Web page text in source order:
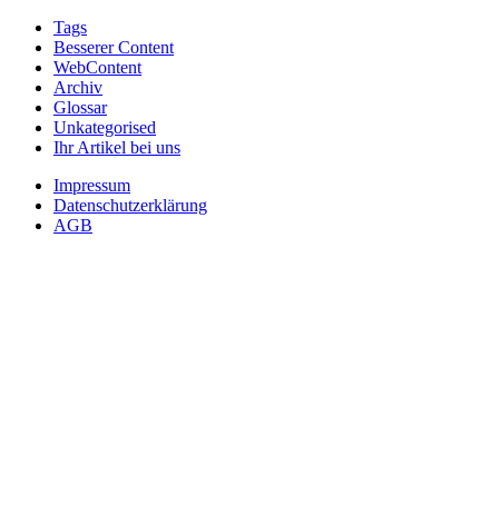
Tags
Besserer Content
WebContent
Archiv
Glossar
Unkategorised
Ihr Artikel bei uns
Impressum
Datenschutzerklärung
AGB